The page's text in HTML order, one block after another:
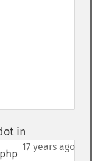
in
17 years ago